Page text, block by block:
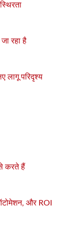
रहा है
लागू परिदृश्य
करते हैं
और ROI